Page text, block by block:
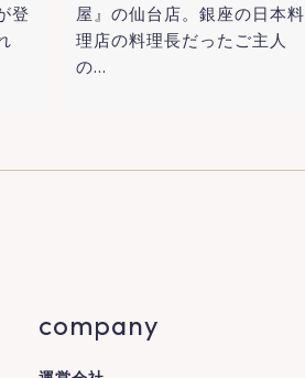
登
屋』の仙台店。銀座の日本料
理店の料理長だったご主人
の…
company